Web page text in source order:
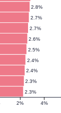
2.3%
2.3%
2.4%
2.4%
2.5%
2.6%
2.7%
2.7%
2.8%
2% 4%